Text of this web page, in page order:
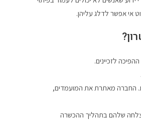
אי אפשר לדלג עליהן.
החברה מאתרת את המועמדים,
שלהם בתהליך ההכשרה